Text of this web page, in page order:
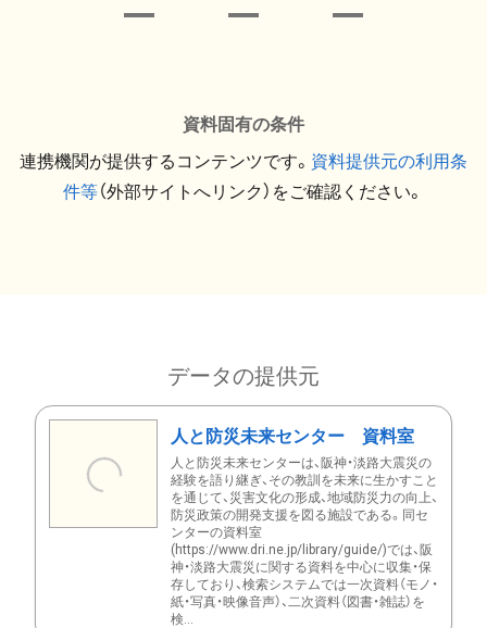
資料固有の条件
連携機関が提供するコンテンツです。 資料提供元の利用条
件等（外部サイトへリンク）をご確認ください。
データの提供元
人と防災未来センター 資料室
人と防災未来センターは、阪神・淡路大震災の
経験を語り継ぎ、その教訓を未来に生かすこと
を通じて、災害文化の形成、地域防災力の向上、
防災政策の開発支援を図る施設である。同セ
ンターの資料室
(https://www.dri.ne.jp/library/guide/)では、阪
神・淡路大震災に関する資料を中心に収集・保
存しており、検索システムでは一次資料（モノ・
紙・写真・映像音声）、二次資料（図書・雑誌）を
検...